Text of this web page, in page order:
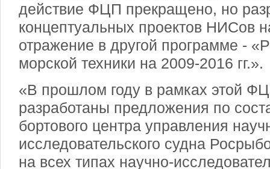
действие ФЦП прекращено, но
концептуальных проектов НИСов
отражение в другой программе -
морской техники на 2009-2016 гг.».
«В прошлом году в рамках этой
разработаны предложения по
бортового центра управления
исследовательского судна
на всех типах научно-